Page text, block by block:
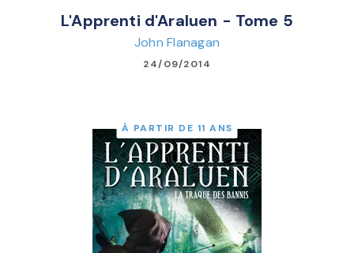
L'Apprenti d'Araluen - Tome 5
John Flanagan
24/09/2014
À PARTIR DE 11 ANS